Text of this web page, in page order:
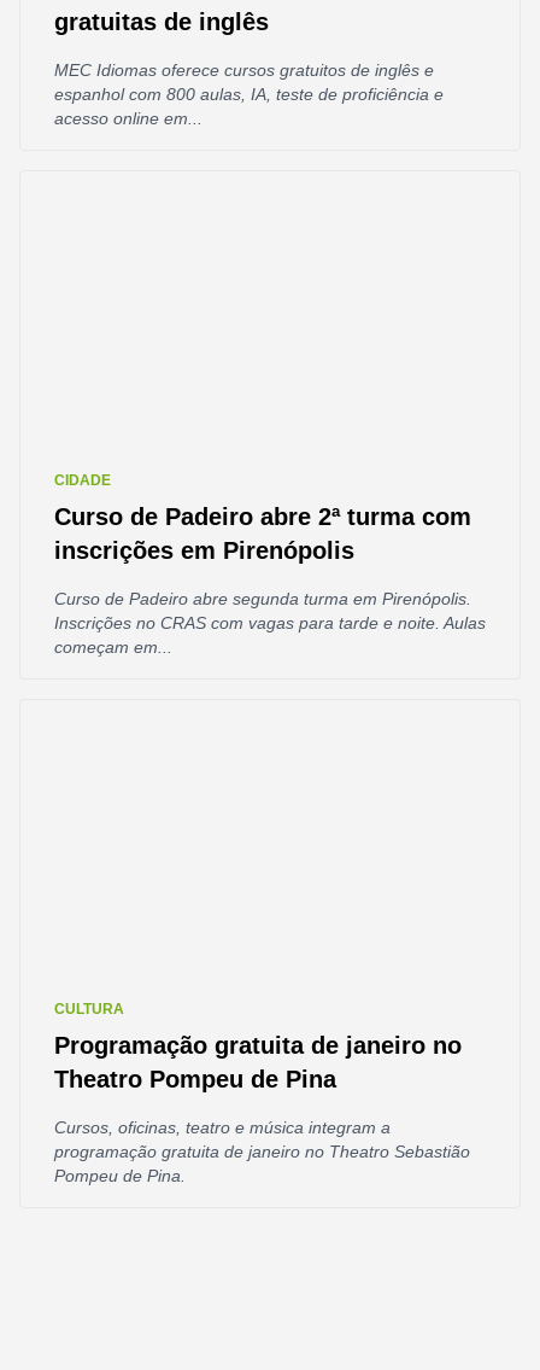
gratuitas de inglês
MEC Idiomas oferece cursos gratuitos de inglês e
espanhol com 800 aulas, IA, teste de proficiência e
acesso online em...
CIDADE
Curso de Padeiro abre 2ª turma com
inscrições em Pirenópolis
Curso de Padeiro abre segunda turma em Pirenópolis.
Inscrições no CRAS com vagas para tarde e noite. Aulas
começam em...
CULTURA
Programação gratuita de janeiro no
Theatro Pompeu de Pina
Cursos, oficinas, teatro e música integram a
programação gratuita de janeiro no Theatro Sebastião
Pompeu de Pina.